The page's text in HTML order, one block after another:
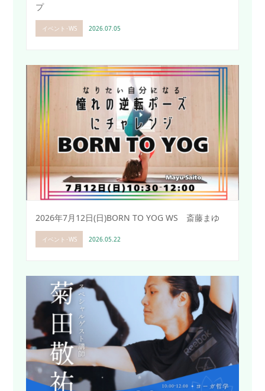
プ
イベント･WS 2026.07.05
2026年7月12日(日)BORN TO YOG WS 斎藤まゆ
イベント･WS 2026.05.22